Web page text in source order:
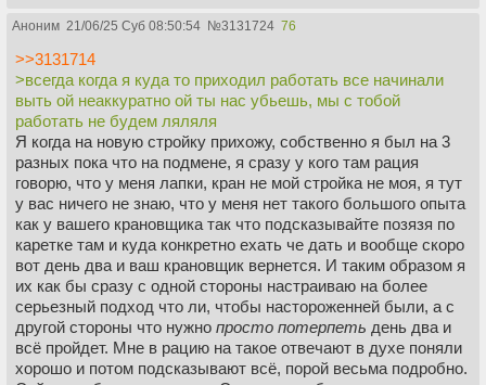
Аноним 21/06/25 Суб 08:50:54 №3131724 76
>>3131714
>всегда когда я куда то приходил работать все начинали
выть ой неаккуратно ой ты нас убьешь, мы с тобой
работать не будем ляляля
Я когда на новую стройку прихожу, собственно я был на 3
разных пока что на подмене, я сразу у кого там рация
говорю, что у меня лапки, кран не мой стройка не моя, я тут
у вас ничего не знаю, что у меня нет такого большого опыта
как у вашего крановщика так что подсказывайте позязя по
каретке там и куда конкретно ехать че дать и вообще скоро
вот день два и ваш крановщик вернется. И таким образом я
их как бы сразу с одной стороны настраиваю на более
серьезный подход что ли, чтобы настороженней были, а с
другой стороны что нужно просто потерпеть день два и
всё пройдет. Мне в рацию на такое отвечают в духе поняли
хорошо и потом подсказывают всё, порой весьма подробно.